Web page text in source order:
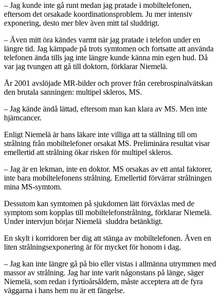
– Jag kunde inte gå runt medan jag pratade i mobiltelefonen,
eftersom det orsakade koordinationsproblem. Ju mer intensiv
exponering, desto mer blev även mitt tal sluddrigt.
– Även mitt öra kändes varmt när jag pratade i telefon under en
längre tid. Jag kämpade på trots symtomen och fortsatte att använda
telefonen ända tills jag inte längre kunde känna min egen hud. Då
var jag tvungen att gå till doktorn, förklarar Niemelä.
År 2001 avslöjade MR-bilder och prover från cerebrospinalvätskan
den brutala sanningen: multipel skleros, MS.
– Jag kände ändå lättad, eftersom man kan klara av MS. Men inte
hjärncancer.
Enligt Niemelä är hans läkare inte villiga att ta ställning till om
strålning från mobiltelefoner orsakat MS. Preliminära resultat visar
emellertid att strålning ökar risken för multipel skleros.
– Jag är en lekman, inte en doktor. MS orsakas av ett antal faktorer,
inte bara mobiltelefonens strålning. Emellertid förvärrar strålningen
mina MS-symtom.
Dessutom kan symtomen på sjukdomen lätt förväxlas med de
symptom som kopplas till mobiltelefonstrålning, förklarar Niemelä.
Under intervjun börjar Niemelä sluddra betänkligt.
En skylt i korridoren ber dig att stänga av mobiltelefonen. Även en
liten strålningsexponering är för mycket för honom i dag.
– Jag kan inte längre gå på bio eller vistas i allmänna utrymmen med
massor av strålning. Jag har inte varit någonstans på länge, säger
Niemelä, som redan i fyrtioårsåldern, måste acceptera att de fyra
väggarna i hans hem nu är ett fängelse.